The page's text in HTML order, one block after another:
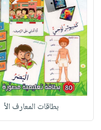
بطاقات المعارف الأ